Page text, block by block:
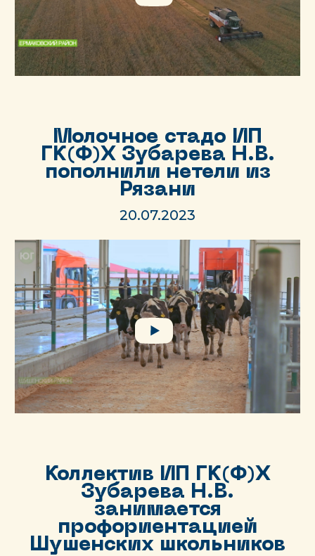
Молочное стадо ИП
ГК(Ф)Х Зубарева Н.В.
пополнили нетели из
Рязани
20.07.2023
Коллектив ИП ГК(Ф)Х
Зубарева Н.В.
занимается
профориентацией
Шушенских школьников